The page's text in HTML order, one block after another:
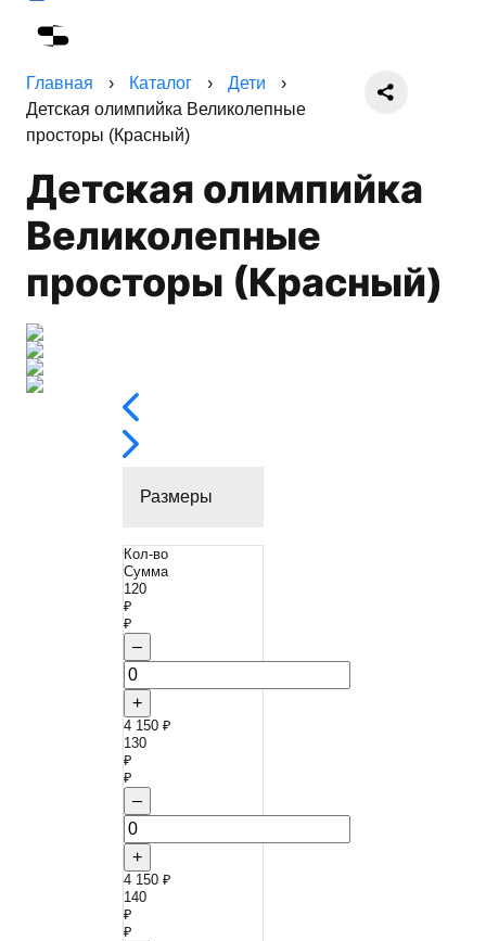
Главная › Каталог › Дети
›
Детская олимпийка Великолепные
просторы (Красный)
Детская олимпийка
Великолепные
просторы (Красный)
Размеры
Кол-во
Сумма
120
₽
₽
–
+
4 150 ₽
130
₽
₽
–
+
4 150 ₽
140
₽
₽